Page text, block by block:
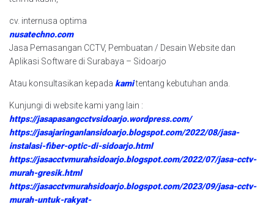
cv. internusa optima
nusatechno.com
Jasa Pemasangan CCTV, Pembuatan / Desain Website dan
Aplikasi Software di Surabaya – Sidoarjo
Atau konsultasikan kepada kamitentang kebutuhan anda.
Kunjungi di website kami yang lain :
https://jasapasangcctvsidoarjo.wordpress.com/
https://jasajaringanlansidoarjo.blogspot.com/2022/08/jasa-
instalasi-fiber-optic-di-sidoarjo.html
https://jasacctvmurahsidoarjo.blogspot.com/2022/07/jasa-cctv-
murah-gresik.html
https://jasacctvmurahsidoarjo.blogspot.com/2023/09/jasa-cctv-
murah-untuk-rakyat-